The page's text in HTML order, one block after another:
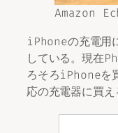
Amazon
iPhoneの充電用
している。現在
ろそろiPhoneを
応の充電器に買え